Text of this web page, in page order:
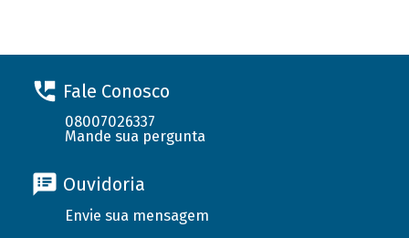
Fale Conosco
08007026337
Mande sua pergunta
Ouvidoria
Envie sua mensagem